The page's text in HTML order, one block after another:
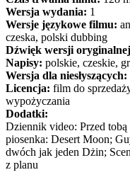
Wersja wydania: 1
Wersje językowe filmu:
czeska, polski dubbing
Dźwięk wersji
Napisy: polskie, czeskie,
Wersja dla niesłyszących:
Licencja: film do
wypożyczania
Dodatki:
Dziennik video: Przed
piosenka: Desert Moon;
dwóch jak jeden Dżin;
z planu